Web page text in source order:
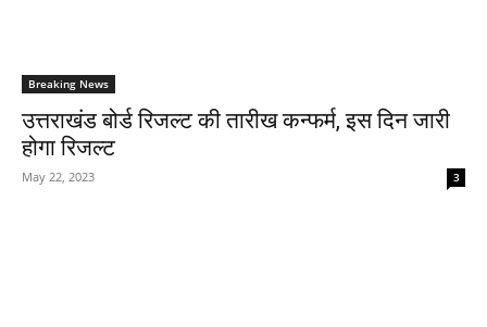
Breaking News
उत्तराखंड बोर्ड रिजल्ट की तारीख कन्फर्म, इस दिन जारी
होगा रिजल्ट
May 22, 2023 3